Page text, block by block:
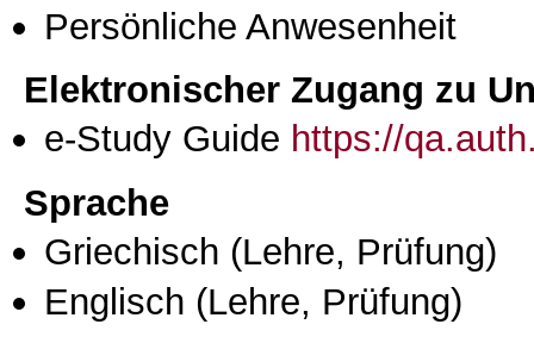
Persönliche Anwesenheit
Elektronischer Zugang zu
e-Study Guide https://
Sprache
Griechisch (Lehre, Prüfung)
Englisch (Lehre, Prüfung)